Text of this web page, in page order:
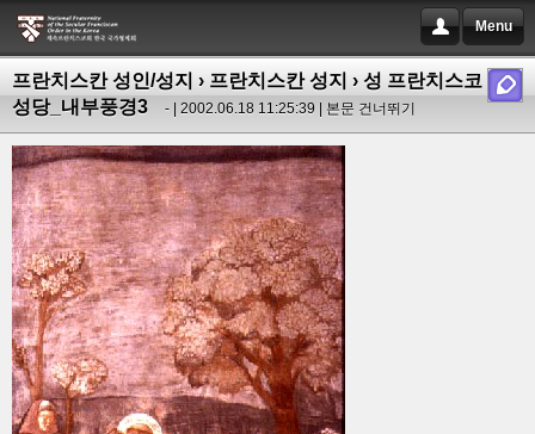
Menu
프란치스칸 성인/성지 › 프란치스칸 성지 › 성 프란치스코 대
성당_내부풍경3
- | 2002.06.18 11:25:39 | 본문 건너뛰기